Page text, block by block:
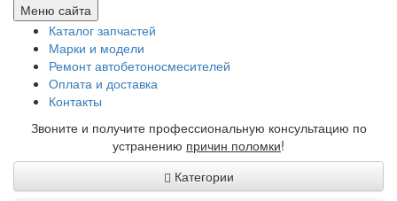
Меню сайта
Каталог запчастей
Марки и модели
Ремонт автобетоносмесителей
Оплата и доставка
Контакты
Звоните и получите профессиональную консультацию по
устранению причин поломки!
Категории